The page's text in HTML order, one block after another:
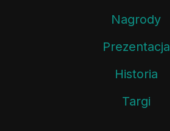
Nagrody
Prezentacja
Historia
Targi